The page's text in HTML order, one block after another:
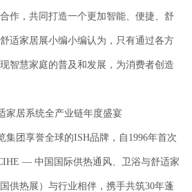
作，共同打造一个更加智能、便捷、舒
适家居展小编小编认为，只有通过各方
智慧家庭的普及和发展，为消费者创造
家居系统全产业链年度盛宴
集团享誉全球的ISH品牌，自1996年首次
— 中国国际供热通风、卫浴与舒适家
供热展）与行业相伴，携手共筑30年蓬